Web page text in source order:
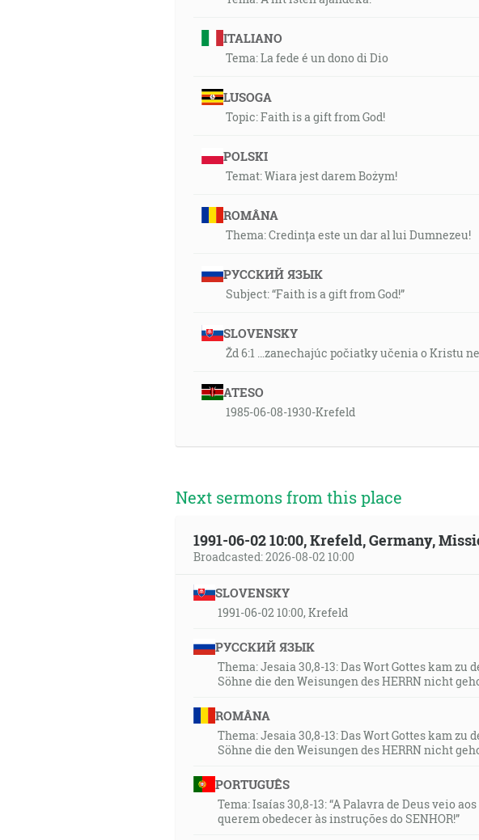
ITALIANO
Tema: La fede é un dono di Dio
LUSOGA
Topic: Faith is a gift from God!
POLSKI
Temat: Wiara jest darem Bożym!
ROMÂNA
Thema: Credința este un dar al lui Dumnezeu!
РУССКИЙ ЯЗЫК
Subject: “Faith is a gift from God!”
SLOVENSKY
Žd 6:1 …zanechajúc počiatky učenia o Kristu
ATESO
1985-06-08-1930-Krefeld
Next sermons from this place
1991-06-02 10:00, Krefeld, Germany,
Broadcasted: 2026-08-02 10:00
SLOVENSKY
1991-06-02 10:00, Krefeld
РУССКИЙ ЯЗЫК
Thema: Jesaia 30,8-13: Das Wort Gottes kam
Söhne die den Weisungen des HERRN nicht
ROMÂNA
Thema: Jesaia 30,8-13: Das Wort Gottes kam
Söhne die den Weisungen des HERRN nicht
PORTUGUÊS
Tema: Isaías 30,8-13: “A Palavra de Deus veio
querem obedecer às instruções do SENHOR!”